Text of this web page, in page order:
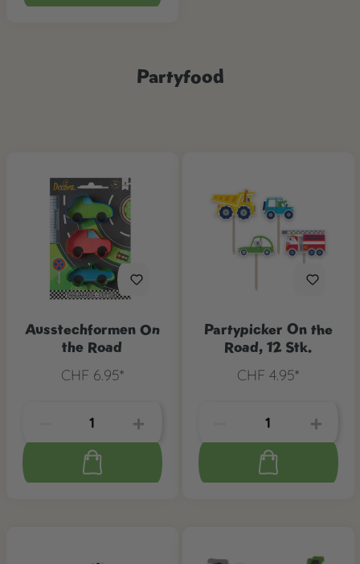
Partyfood
Ausstechformen On
the Road
CHF 6.95*
Partypicker On the
Road, 12 Stk.
CHF 4.95*